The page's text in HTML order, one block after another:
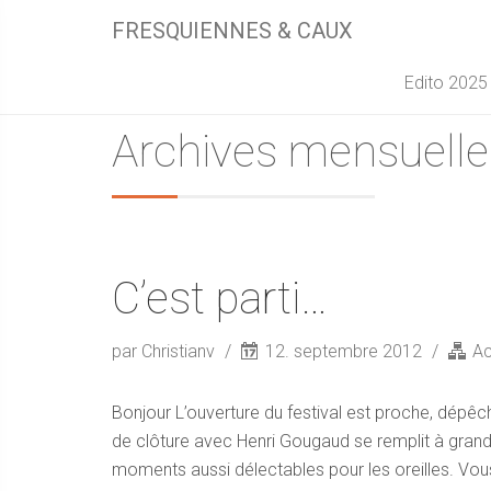
FRESQUIENNES & CAUX
Edito 2025
Archives
C’est parti…
par Christianv 12. septembre 2012
Bonjour L’ouverture du festival est proche,
de clôture avec Henri Gougaud se remplit à
moments aussi délectables pour les oreilles.